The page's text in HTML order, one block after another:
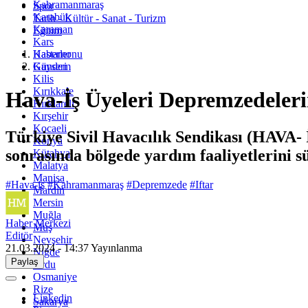
Kahramanmaraş
Karabük
Karaman
Kars
Kastamonu
Kayseri
Kilis
Kırıkkale
Kırklareli
Kırşehir
Kocaeli
Konya
Kütahya
Malatya
Manisa
Mardin
Mersin
Muğla
Muş
Nevşehir
Niğde
Ordu
Osmaniye
Rize
Sakarya
Spor
Tarih - Kültür - Sanat - Turizm
Eğitim
Haberler
Gündem
Hava-İş Üyeleri
Türkiye Sivil Havacılık Sendikası
sonrasında bölgede yardım faaliyetlerini
#Hava-iş #Kahramanmaraş #Depremzede #Iftar
Haber Merkezi
Editör
21.03.2024 - 14:37Yayınlanma
Paylaş
Linkedin